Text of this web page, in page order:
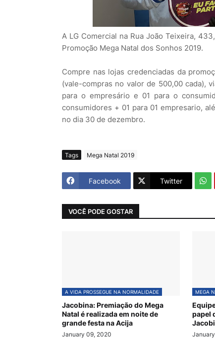
A LG Comercial na Rua João Teixeira,
Promoção Mega Natal dos Sonhos 2019.
Compre nas lojas credenciadas da
(vale-compras no valor de 500,00 cada),
para o empresário e 01 para o
consumidores + 01 para 01 empresario,
no dia 30 de dezembro.
Tags Mega Natal 2019
Facebook Twitter
VOCÊ PODE GOSTAR
A VIDA PROSSEGUE NA NORMALIDADE
Jacobina: Premiação do Mega
Natal é realizada em noite de
grande festa na Acija
January 09, 2020
MEGA
papel